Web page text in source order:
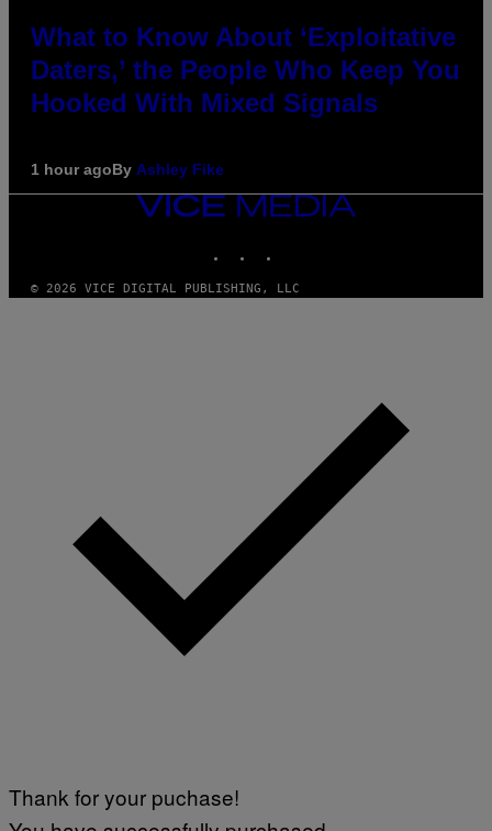
What to Know About ‘Exploitative
Daters,’ the People Who Keep You
Hooked With Mixed Signals
1 hour agoBy Ashley Fike
VICE
MEDIA
© 2026 VICE DIGITAL PUBLISHING, LLC
Thank for your puchase!